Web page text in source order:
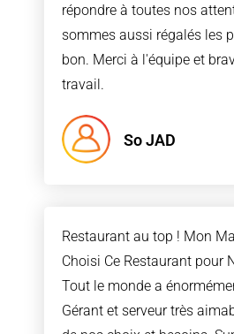
répondre à toutes nos
sommes aussi régalés les
bon. Merci à l'équipe et
travail.
So JAD
Restaurant au top ! Mon
Choisi Ce Restaurant pour
Tout le monde a
Gérant et serveur très